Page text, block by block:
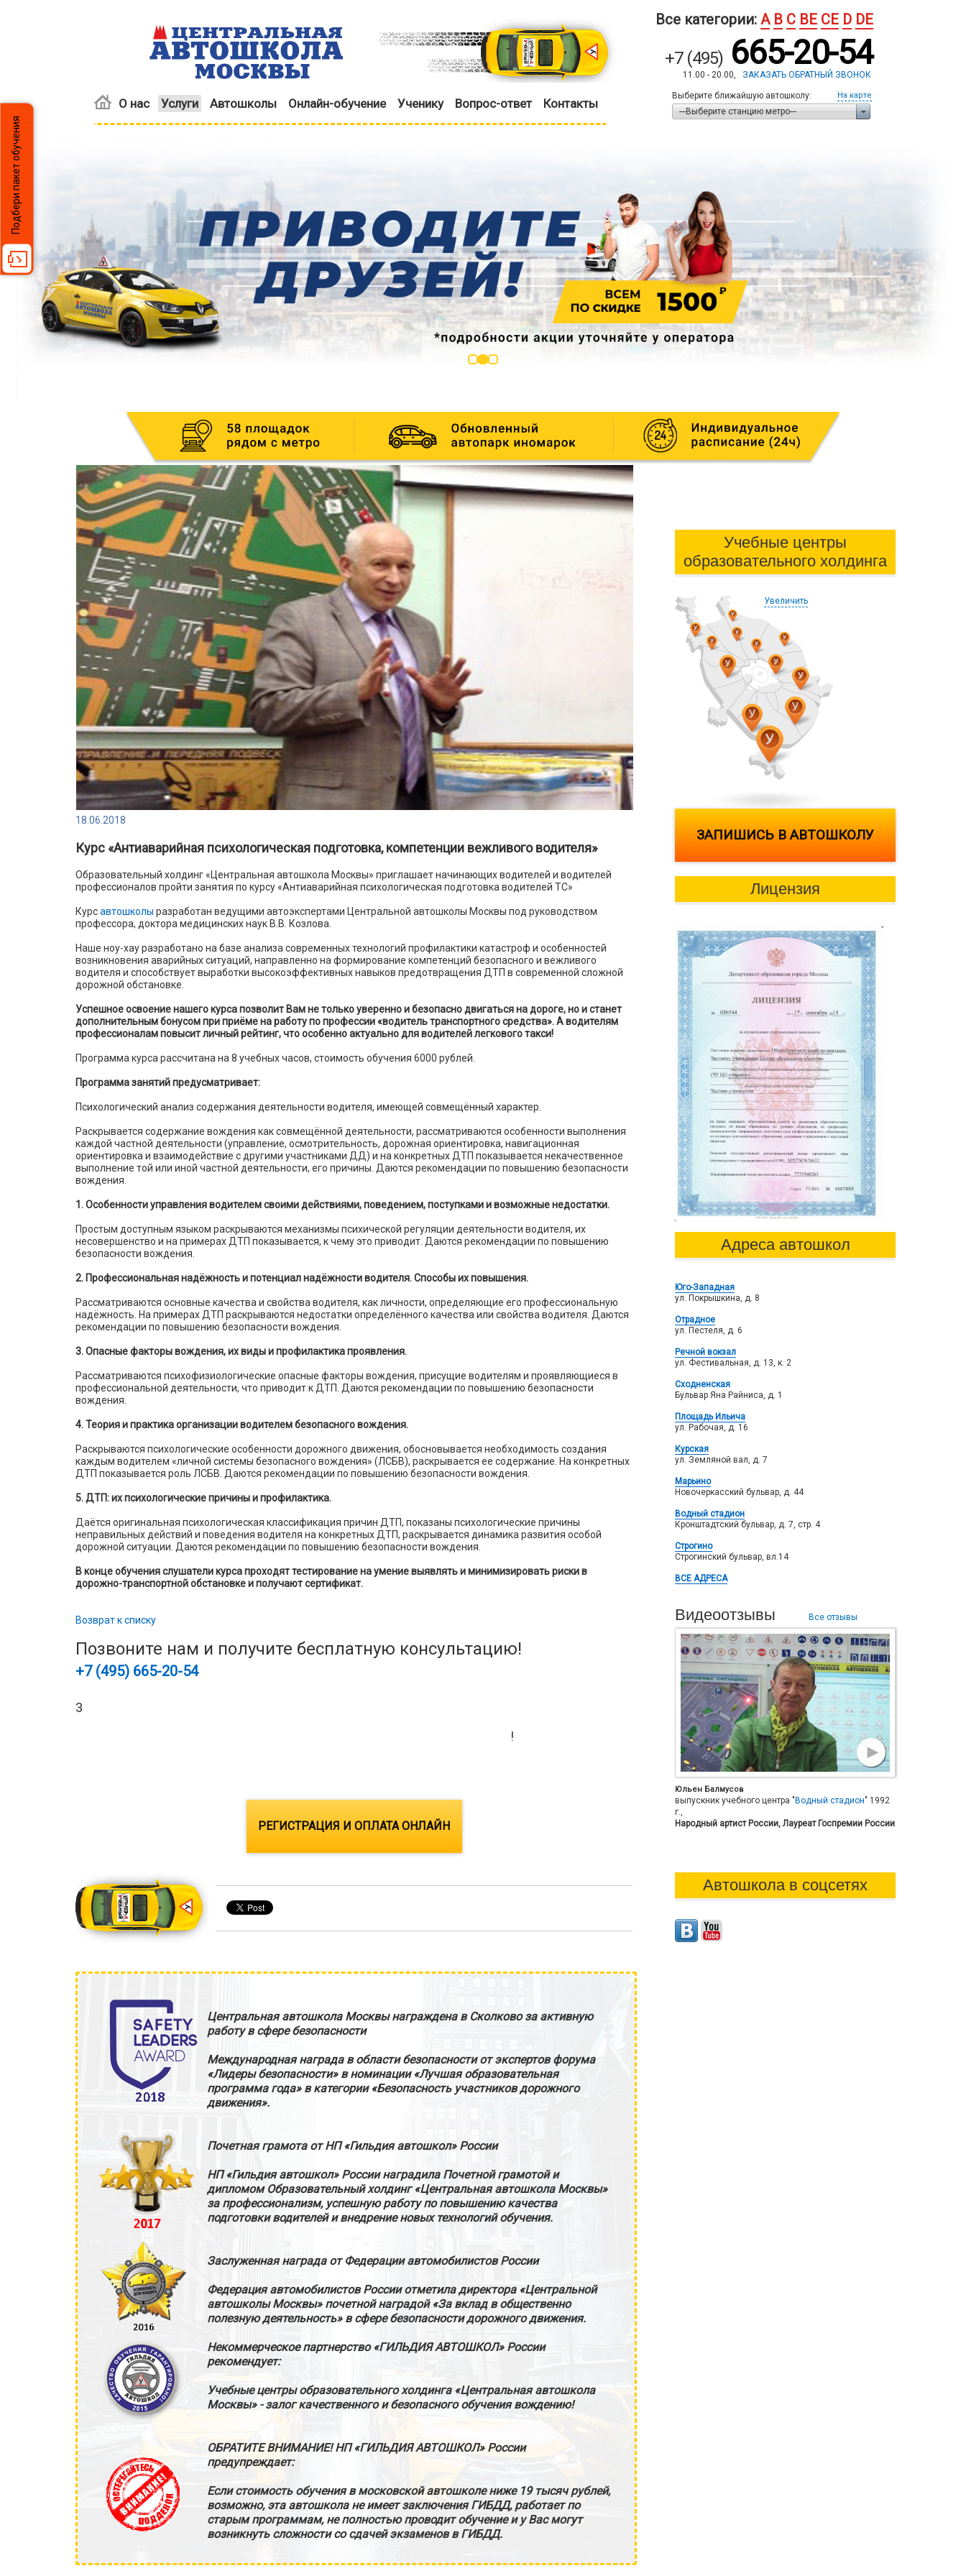
Все категории: A B C BE CE D DE
+7 (495) 665-20-54
11.00 - 20.00, ЗАКАЗАТЬ ОБРАТНЫЙ ЗВОНОК
О нас Услуги Автошколы Онлайн-обучение Ученику Вопрос-ответ Контакты
На карте
Выберите ближайшую автошколу:
---Выберите станцию метро---
18.06.2018
Курс «Антиаварийная психологическая подготовка, компетенции вежливого водителя»
Образовательный холдинг «Центральная автошкола Москвы» приглашает начинающих водителей и водителей
профессионалов пройти занятия по курсу «Антиаварийная психологическая подготовка водителей ТС»
Курсавтошколы разработан ведущими автоэкспертами Центральной автошколы Москвы под руководством
профессора, доктора медицинских наук В.В. Козлова.
Наше ноу-хау разработано на базе анализа современных технологий профилактики катастроф и особенностей
возникновения аварийных ситуаций, направленно на формирование компетенций безопасного и вежливого
водителя и способствует выработки высокоэффективных навыков предотвращения ДТП в современной сложной
дорожной обстановке.
Успешное освоение нашего курса позволит Вам не только уверенно и безопасно двигаться на дороге, но и станет
дополнительным бонусом при приёме на работу по профессии «водитель транспортного средства». А водителям
профессионалам повысит личный рейтинг, что особенно актуально для водителей легкового такси!
Программа курса рассчитана на 8 учебных часов, стоимость обучения 6000 рублей.
Программа занятий предусматривает:
Психологический анализ содержания деятельности водителя, имеющей совмещённый характер.
Раскрывается содержание вождения как совмещённой деятельности, рассматриваются особенности выполнения
каждой частной деятельности (управление, осмотрительность, дорожная ориентировка, навигационная
ориентировка и взаимодействие с другими участниками ДД) и на конкретных ДТП показывается некачественное
выполнение той или иной частной деятельности, его причины. Даются рекомендации по повышению безопасности
вождения.
1. Особенности управления водителем своими действиями, поведением, поступками и возможные недостатки.
Простым доступным языком раскрываются механизмы психической регуляции деятельности водителя, их
несовершенство и на примерах ДТП показывается, к чему это приводит. Даются рекомендации по повышению
безопасности вождения.
2. Профессиональная надёжность и потенциал надёжности водителя. Способы их повышения.
Рассматриваются основные качества и свойства водителя, как личности, определяющие его профессиональную
надёжность. На примерах ДТП раскрываются недостатки определённого качества или свойства водителя. Даются
рекомендации по повышению безопасности вождения.
3. Опасные факторы вождения, их виды и профилактика проявления.
Рассматриваются психофизиологические опасные факторы вождения, присущие водителям и проявляющиеся в
профессиональной деятельности, что приводит к ДТП. Даются рекомендации по повышению безопасности
вождения.
4. Теория и практика организации водителем безопасного вождения.
Раскрываются психологические особенности дорожного движения, обосновывается необходимость создания
каждым водителем «личной системы безопасного вождения» (ЛСБВ), раскрывается ее содержание. На конкретных
ДТП показывается роль ЛСБВ. Даются рекомендации по повышению безопасности вождения.
5. ДТП: их психологические причины и профилактика.
Даётся оригинальная психологическая классификация причин ДТП, показаны психологические причины
неправильных действий и поведения водителя на конкретных ДТП, раскрывается динамика развития особой
дорожной ситуации. Даются рекомендации по повышению безопасности вождения.
В конце обучения слушатели курса проходят тестирование на умение выявлять и минимизировать риски в
дорожно-транспортной обстановке и получают сертификат.
Возврат к списку
Позвоните нам и получите бесплатную консультацию!
+7 (495) 665-20-54
3
!
РЕГИСТРАЦИЯ И ОПЛАТА ОНЛАЙН
Центральная автошкола Москвы награждена в Сколково за активную
работу в сфере безопасности
Международная награда в области безопасности от экспертов форума
«Лидеры безопасности» в номинации «Лучшая образовательная
программа года» в категории «Безопасность участников дорожного
движения».
Почетная грамота от НП «Гильдия автошкол» России
НП «Гильдия автошкол» России наградила Почетной грамотой и
дипломом Образовательный холдинг «Центральная автошкола Москвы»
за профессионализм, успешную работу по повышению качества
подготовки водителей и внедрение новых технологий обучения.
Заслуженная награда от Федерации автомобилистов России
Федерация автомобилистов России отметила директора «Центральной
автошколы Москвы» почетной наградой «За вклад в общественно
полезную деятельность» в сфере безопасности дорожного движения.
Некоммерческое партнерство «ГИЛЬДИЯ АВТОШКОЛ» России
рекомендует:
Учебные центры образовательного холдинга «Центральная автошкола
Москвы» - залог качественного и безопасного обучения вождению!
ОБРАТИТЕ ВНИМАНИЕ! НП «ГИЛЬДИЯ АВТОШКОЛ» России
предупреждает:
Если стоимость обучения в московской автошколе ниже 19 тысяч рублей,
возможно, эта автошкола не имеет заключения ГИБДД, работает по
старым программам, не полностью проводит обучение и у Вас могут
возникнуть сложности со сдачей экзаменов в ГИБДД.
Учебные центры
образовательного холдинга
Увеличить
ЗАПИШИСЬ В АВТОШКОЛУ
Лицензия
Адреса автошкол
Юго-Западная
ул. Покрышкина, д. 8
Отрадное
ул. Пестеля, д. 6
Речной вокзал
ул. Фестивальная, д. 13, к. 2
Сходненская
Бульвар Яна Райниса, д. 1
Площадь Ильича
ул. Рабочая, д. 16
Курская
ул. Земляной вал, д. 7
Марьино
Новочеркасский бульвар, д. 44
Водный стадион
Кронштадтский бульвар, д. 7, стр. 4
Строгино
Строгинский бульвар, вл.14
ВСЕ АДРЕСА
Видеоотзывы Все отзывы
Юльен Балмусов
выпускник учебного центра " Водный стадион" 1992
г.,
Народный артист России, Лауреат Госпремии России
Автошкола в соцсетях
Подбери пакет обучения